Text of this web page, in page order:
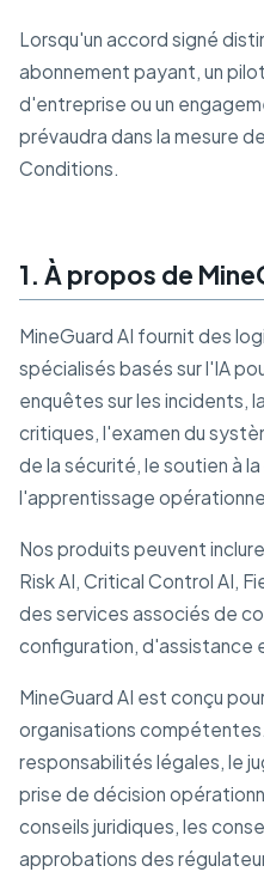
Lorsqu'un accord signé
abonnement payant, un
d'entreprise ou un
prévaudra dans la mesure
Conditions.
1. À propos de
MineGuard AI fournit des
spécialisés basés sur l'IA
enquêtes sur les incidents,
critiques, l'examen du
de la sécurité, le soutien à
l'apprentissage
Nos produits peuvent
Risk AI, Critical Control AI,
des services associés de
configuration, d'assistance
MineGuard AI est conçu
organisations
responsabilités légales, le
prise de décision
conseils juridiques, les
approbations des